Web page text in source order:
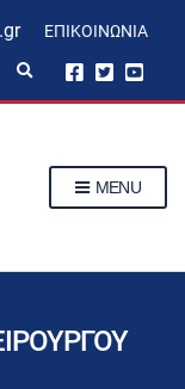
ΕΠΙΚΟΙΝΩΝΊΑ
p
m
MENU